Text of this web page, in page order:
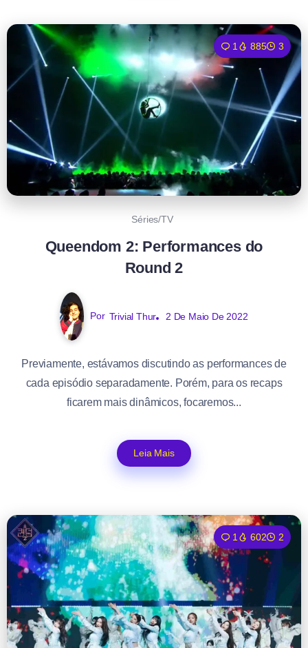
1 885 3
Séries/TV
Queendom 2: Performances do
Round 2
Por Trivial Thur 2 De Maio De 2022
Previamente, estávamos discutindo as performances de
cada episódio separadamente. Porém, para os recaps
ficarem mais dinâmicos, focaremos...
Leia Mais
1 602 2